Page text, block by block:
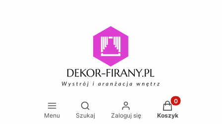
Menu
Otwórz wyszukiwarkę
Szukaj Zaloguj się
Produkty w
Koszyk